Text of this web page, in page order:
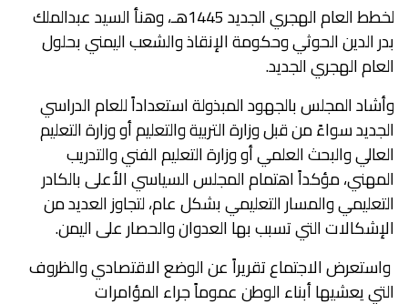
لخطط العام الهجري الجديد 1445هـ، وهنأ السيد عبدالملك
بدر الدين الحوثي وحكومة الإنقاذ والشعب اليمني بحلول
العام الهجري الجديد.
وأشاد المجلس بالجهود المبذولة استعداداً للعام الدراسي
الجديد سواءً من قبل وزارة التربية والتعليم أو وزارة التعليم
العالي والبحث العلمي أو وزارة التعليم الفني والتدريب
المهني، مؤكداً اهتمام المجلس السياسي الأعلى بالكادر
التعليمي والمسار التعليمي بشكل عام، لتجاوز العديد من
الإشكالات التي تسبب بها العدوان والحصار على اليمن.
واستعرض الاجتماع تقريراً عن الوضع الاقتصادي والظروف
التي يعشيها أبناء الوطن عموماً جراء المؤامرات